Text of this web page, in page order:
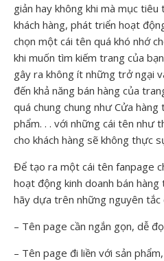
giản hay không khi mà mục
khách hàng, phát triển hoạt
chọn một cái tên quá khó nhớ
khi muốn tìm kiếm trang của
gây ra không ít những trở ngại
đến khả năng bán hàng của
quá chung chung như Cửa
phẩm. . . với những cái tên như
cho khách hàng sẽ không thực
Để tạo ra một cái tên fanpage
hoạt động kinh doanh bán hàng
hãy dựa trên những nguyên tắc
– Tên page cần ngắn gọn, dễ
– Tên page đi liền với sản